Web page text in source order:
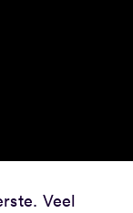
Veel